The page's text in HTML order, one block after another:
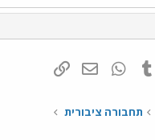
Tumblr
WhatsAppדואר אלקטרוני
תחבורה ציבורית